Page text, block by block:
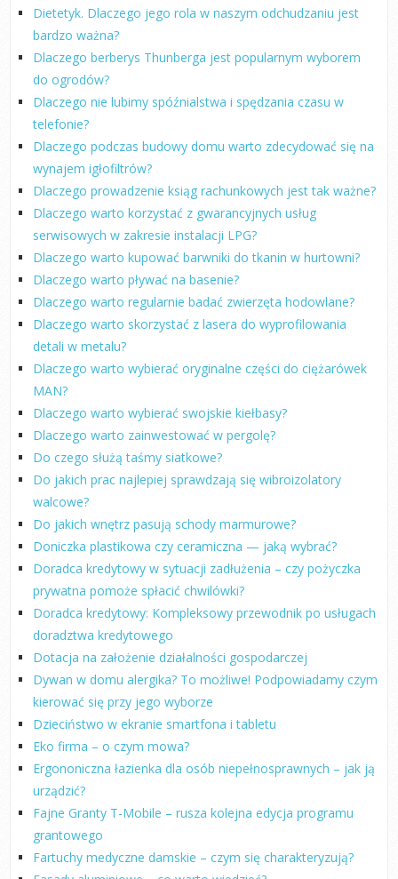
Dietetyk. Dlaczego jego rola w naszym odchudzaniu jest
bardzo ważna?
Dlaczego berberys Thunberga jest popularnym wyborem
do ogrodów?
Dlaczego nie lubimy spóźnialstwa i spędzania czasu w
telefonie?
Dlaczego podczas budowy domu warto zdecydować się na
wynajem igłofiltrów?
Dlaczego prowadzenie ksiąg rachunkowych jest tak ważne?
Dlaczego warto korzystać z gwarancyjnych usług
serwisowych w zakresie instalacji LPG?
Dlaczego warto kupować barwniki do tkanin w hurtowni?
Dlaczego warto pływać na basenie?
Dlaczego warto regularnie badać zwierzęta hodowlane?
Dlaczego warto skorzystać z lasera do wyprofilowania
detali w metalu?
Dlaczego warto wybierać oryginalne części do ciężarówek
MAN?
Dlaczego warto wybierać swojskie kiełbasy?
Dlaczego warto zainwestować w pergolę?
Do czego służą taśmy siatkowe?
Do jakich prac najlepiej sprawdzają się wibroizolatory
walcowe?
Do jakich wnętrz pasują schody marmurowe?
Doniczka plastikowa czy ceramiczna — jaką wybrać?
Doradca kredytowy w sytuacji zadłużenia – czy pożyczka
prywatna pomoże spłacić chwilówki?
Doradca kredytowy: Kompleksowy przewodnik po usługach
doradztwa kredytowego
Dotacja na założenie działalności gospodarczej
Dywan w domu alergika? To możliwe! Podpowiadamy czym
kierować się przy jego wyborze
Dzieciństwo w ekranie smartfona i tabletu
Eko firma – o czym mowa?
Ergononiczna łazienka dla osób niepełnosprawnych – jak ją
urządzić?
Fajne Granty T-Mobile – rusza kolejna edycja programu
grantowego
Fartuchy medyczne damskie – czym się charakteryzują?